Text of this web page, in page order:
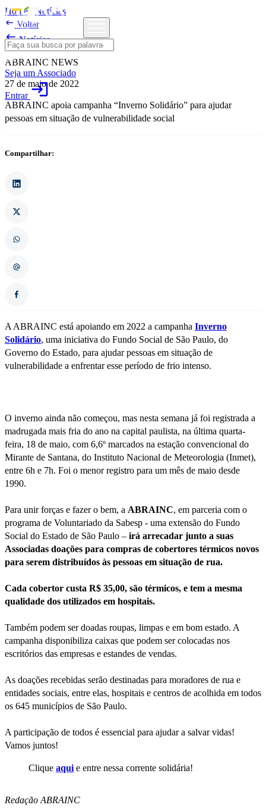
Seja um Associado
Entrarlogin
Home/Notícias
 Voltar
Notícias
ABRAINC NEWS
27 de maio de 2022
ABRAINC apoia campanha “Inverno Solidário” para ajudar
pessoas em situação de vulnerabilidade social
Compartilhar:
A ABRAINC está apoiando em 2022 a campanha Inverno
Solidário, uma iniciativa do Fundo Social de São Paulo, do
Governo do Estado, para ajudar pessoas em situação de
vulnerabilidade a enfrentar esse período de frio intenso.
O inverno ainda não começou, mas nesta semana já foi registrada a
madrugada mais fria do ano na capital paulista, na última quarta-
feira, 18 de maio, com 6,6º marcados na estação convencional do
Mirante de Santana, do Instituto Nacional de Meteorologia (Inmet),
entre 6h e 7h. Foi o menor registro para um mês de maio desde
1990.
Para unir forças e fazer o bem, a ABRAINC, em parceria com o
programa de Voluntariado da Sabesp - uma extensão do Fundo
Social do Estado de São Paulo – irá arrecadar junto a suas
Associadas doações para compras de cobertores térmicos novos
para serem distribuídos às pessoas em situação de rua.
Cada cobertor custa R$ 35,00, são térmicos, e tem a mesma
qualidade dos utilizados em hospitais.
Também podem ser doadas roupas, limpas e em bom estado. A
campanha disponibiliza caixas que podem ser colocadas nos
escritórios das empresas e estandes de vendas.
As doações recebidas serão destinadas para moradores de rua e
entidades sociais, entre elas, hospitais e centros de acolhida em todos
os 645 municípios de São Paulo.
A participação de todos é essencial para ajudar a salvar vidas!
Vamos juntos!
Clique aqui e entre nessa corrente solidária!
Redação ABRAINC